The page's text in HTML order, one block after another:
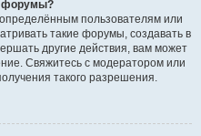
форумы?
пользователям или
такие форумы, создавать в
другие действия, вам может
Свяжитесь с модератором или
такого разрешения.